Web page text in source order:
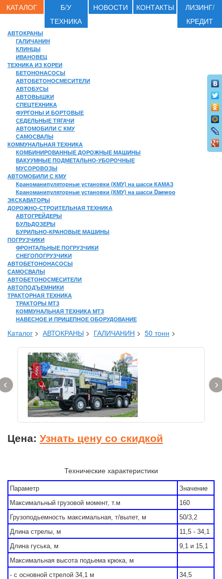
КАТАЛОГ
Б/У
ТЕХНИКА
НОВОСТИ КОНТАКТЫ
ЛИЗИНГ/
КРЕДИТ
АВТОКРАНЫ
ГАЛИЧАНИН
КЛИНЦЫ
ИВАНОВЕЦ
ТЕХНИКА ИЗ КОРЕИ
БЕТОНОНАСОСЫ
АВТОБЕТОНОСМЕСИТЕЛИ
АВТОБУСЫ
АВТОВЫШКИ
СПЕЦТЕХНИКА
ФУРГОНЫ И БОРТОВЫЕ
СЕДЕЛЬНЫЕ ТЯГАЧИ
АВТОМОБИЛИ С КМУ
САМОСВАЛЫ
КОММУНАЛЬНАЯ ТЕХНИКА
КОМБИНИРОВАННЫЕ ДОРОЖНЫЕ МАШИНЫ
ВАКУУМНЫЕ ПОДМЕТАЛЬНО-УБОРОЧНЫЕ
МУСОРОВОЗЫ
АВТОМОБИЛИ С КМУ
Краноманипуляторные установки (КМУ) на шасси КАМАЗ
Краноманипуляторные установки (КМУ) на шасси Daewoo
ЭКСКАВАТОРЫ
ДОРОЖНО-СТРОИТЕЛЬНАЯ ТЕХНИКА
АВТОГРЕЙДЕРЫ
БУЛЬДОЗЕРЫ
БУРИЛЬНО-КРАНОВЫЕ МАШИНЫ
ПОГРУЗЧИКИ
ФРОНТАЛЬНЫЕ ПОГРУЗЧИКИ
СНЕГОПОГРУЗЧИКИ
АВТОБЕТОНОНАСОСЫ
САМОСВАЛЫ
АВТОБЕТОНОСМЕСИТЕЛИ
АВТОПОДЪЕМНИКИ
ТРАКТОРНАЯ ТЕХНИКА
ТРАКТОРЫ МТЗ
КОММУНАЛЬНАЯ ТЕХНИКА МТЗ
НАВЕСНОЕ И ПРИЦЕПНОЕ ОБОРУДОВАНИЕ
Каталог > АВТОКРАНЫ > ГАЛИЧАНИН > 50 тонн >
‹ ›
Цена: Узнать цену со скидкой
Технические характеристики
Параметр
Значение
Максимальный грузовой момент, т.м
160
Грузоподьемность максимальная, т/вылет, м
50/3,2
Длина стрелы, м
11,5 - 34,1
Длина гуська, м
9,1 и 15,1
Максимальная высота подьема крюка, м
- с основной стрелой 34,1 м
34,5